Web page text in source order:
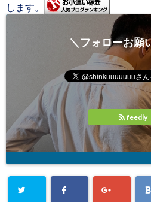
します。
＼フォローお願
feedly